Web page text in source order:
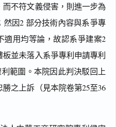
而不符文義侵害，則進一步為
然因2 部分技術內容與系爭專
適用均等論，故認系爭建案2
板並未落入系爭專利申請專利
範圍。本院因此判決駁回上
之上訴（見本院卷第25至36